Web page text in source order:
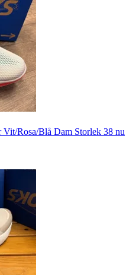
Rosa/Blå Dam Storlek 38 nu